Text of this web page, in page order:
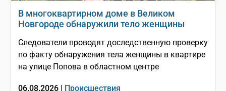
В многоквартирном доме в Великом
Новгороде обнаружили тело женщины
Следователи проводят доследственную проверку
по факту обнаружения тела женщины в квартире
на улице Попова в областном центре
06.08.2026 | Происшествия